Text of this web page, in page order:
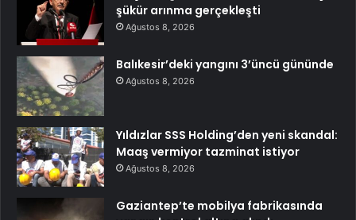
şükür arınma gerçekleşti
Ağustos 8, 2026
Balıkesir’deki yangını 3’üncü gününde
Ağustos 8, 2026
Yıldızlar SSS Holding’den yeni skandal:
Maaş vermiyor tazminat istiyor
Ağustos 8, 2026
Gaziantep’te mobilya fabrikasında